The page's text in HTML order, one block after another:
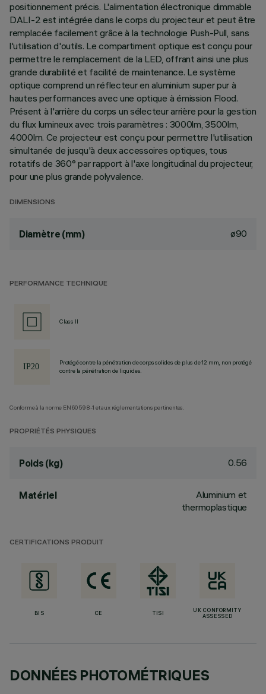
positionnement précis. L'alimentation électronique dimmable
DALI-2 est intégrée dans le corps du projecteur et peut être
remplacée facilement grâce à la technologie Push-Pull, sans
l'utilisation d'outils. Le compartiment optique est conçu pour
permettre le remplacement de la LED, offrant ainsi une plus
grande durabilité et facilité de maintenance. Le système
optique comprend un réflecteur en aluminium super pur à
hautes performances avec une optique à émission Flood.
Présent à l'arrière du corps un sélecteur arrière pour la gestion
du flux lumineux avec trois paramètres : 3000lm, 3500lm,
4000lm. Ce projecteur est conçu pour permettre l'utilisation
simultanée de jusqu'à deux accessoires optiques, tous
rotatifs de 360° par rapport à l'axe longitudinal du projecteur,
pour une plus grande polyvalence.
DIMENSIONS
Diamètre (mm) ø90
PERFORMANCE TECHNIQUE
Class II
Protégé contre la pénétration de corps solides de plus de 12 mm, non protégé
contre la pénétration de liquides.
Conforme à la norme EN60598-1 et aux réglementations pertinentes.
PROPRIÉTÉS PHYSIQUES
Poids (kg) 0.56
Matériel
Aluminium et
thermoplastique
CERTIFICATIONS PRODUIT
BIS CE TISI
UK CONFORMITY
ASSESSED
DONNÉES PHOTOMÉTRIQUES